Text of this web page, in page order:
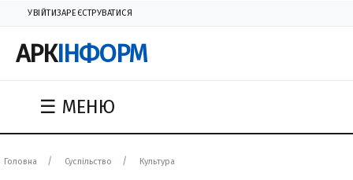
УВІЙТИЗАРЕЄСТРУВАТИСЯ
АРКІНФОРМ
☰ МЕНЮ
Головна Суспільство Культура